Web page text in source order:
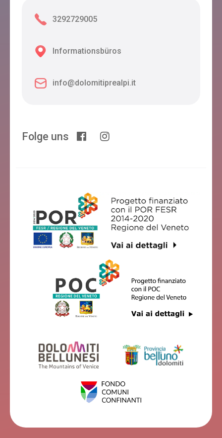
3292729005
Informationsbüros
info@dolomitiprealpi.it
Folge uns